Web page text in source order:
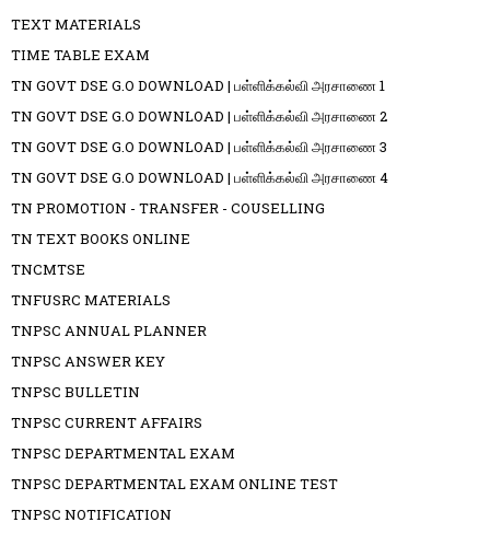
TEXT MATERIALS
TIME TABLE EXAM
TN GOVT DSE G.O DOWNLOAD | பள்ளிக்கல்வி அரசாணை 1
TN GOVT DSE G.O DOWNLOAD | பள்ளிக்கல்வி அரசாணை 2
TN GOVT DSE G.O DOWNLOAD | பள்ளிக்கல்வி அரசாணை 3
TN GOVT DSE G.O DOWNLOAD | பள்ளிக்கல்வி அரசாணை 4
TN PROMOTION - TRANSFER - COUSELLING
TN TEXT BOOKS ONLINE
TNCMTSE
TNFUSRC MATERIALS
TNPSC ANNUAL PLANNER
TNPSC ANSWER KEY
TNPSC BULLETIN
TNPSC CURRENT AFFAIRS
TNPSC DEPARTMENTAL EXAM
TNPSC DEPARTMENTAL EXAM ONLINE TEST
TNPSC NOTIFICATION